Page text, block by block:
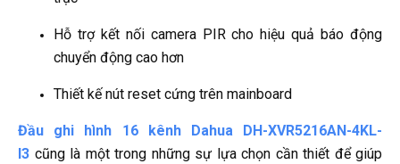
Hỗ trợ kết nối camera PIR cho hiệu quả báo động
chuyển động cao hơn
Thiết kế nút reset cứng trên mainboard
Đầu ghi hình 16 kênh Dahua DH-XVR5216AN-4KL-
I3 cũng là một trong những sự lựa chọn cần thiết để giúp